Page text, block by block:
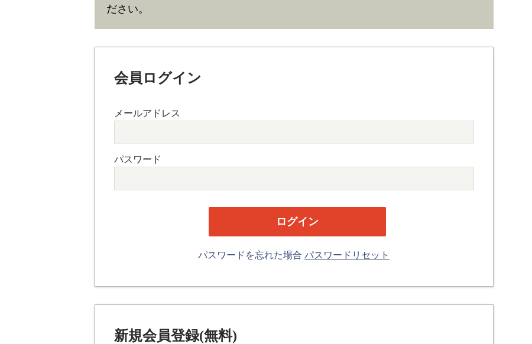
ださい。
会員ログイン
メールアドレス
パスワード
パスワードを忘れた場合 パスワードリセット
新規会員登録(無料)